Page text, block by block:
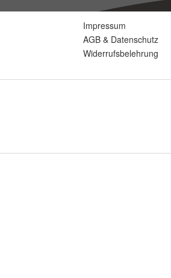
Impressum
AGB & Datenschutz
Widerrufsbelehrung